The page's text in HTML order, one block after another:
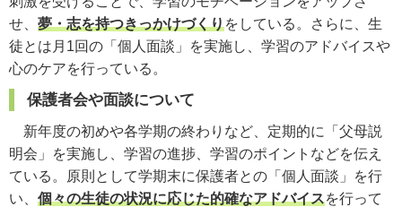
せ、 夢・志を持つきっかけづくりをしている。さらに、生
徒とは月1回の「個人面談」を実施し、学習のアドバイスや
心のケアを行っている。
保護者会や面談について
新年度の初めや各学期の終わりなど、定期的に「父母説
明会」を実施し、学習の進捗、学習のポイントなどを伝え
ている。原則として学期末に保護者との「個人面談」を行
い、 個々の生徒の状況に応じた的確なアドバイスを行って